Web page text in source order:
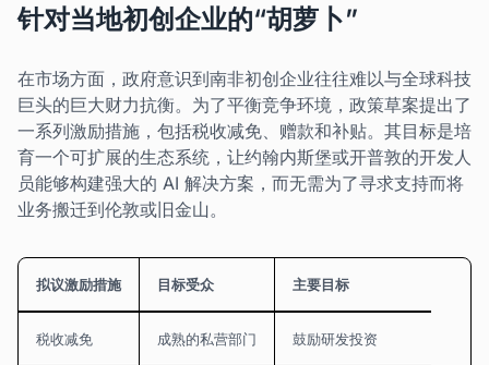
针对当地初创企业的“胡萝卜”
在市场方面，政府意识到南非初创企业往往难以与全球科技
巨头的巨大财力抗衡。为了平衡竞争环境，政策草案提出了
一系列激励措施，包括税收减免、赠款和补贴。其目标是培
育一个可扩展的生态系统，让约翰内斯堡或开普敦的开发人
员能够构建强大的 AI 解决方案，而无需为了寻求支持而将
业务搬迁到伦敦或旧金山。
拟议激励措施 目标受众 主要目标
税收减免 成熟的私营部门 鼓励研发投资